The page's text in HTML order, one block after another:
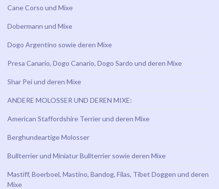
Cane Corso und Mixe
Dobermann und Mixe
Dogo Argentino sowie deren Mixe
Presa Canario, Dogo Canario, Dogo Sardo und deren Mixe
Shar Pei und deren Mixe
ANDERE MOLOSSER UND DEREN MIXE:
American Staffordshire Terrier und deren Mixe
Berghundeartige Molosser
Bullterrier und Miniatur Bullterrier sowie deren Mixe
Mastiff, Boerboel, Mastino, Bandog, Filas, Tibet Doggen und deren
Mixe